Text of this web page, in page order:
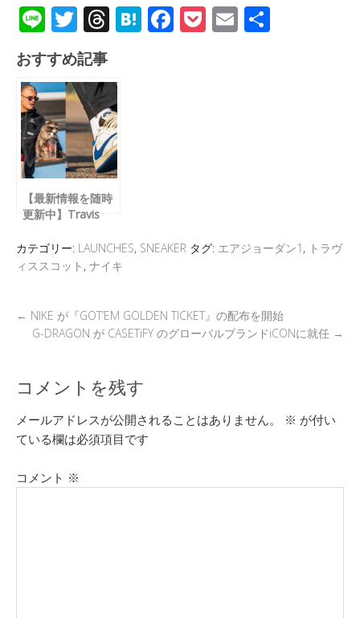
Li
n
e
T
wi
tt
er
T
a
d
s
H F P E
おすすめ記事
【最新情報を随時
更新中】Travis
design × NIKE AIR
JORDAN 1 LOW
カテゴリー: LAUNCHES, SNEAKER タグ: エアジョーダン1 , トラヴ
ィススコット , ナイキ
← NIKE が『GOT’EM GOLDEN TICKET』の配布を開始
G-DRAGON が CASETiFY のグローバルブランドiCONに就任 →
コメントを残す
メールアドレスが公開されることはありません。 ※ が付い
ている欄は必須項目です
コメント ※